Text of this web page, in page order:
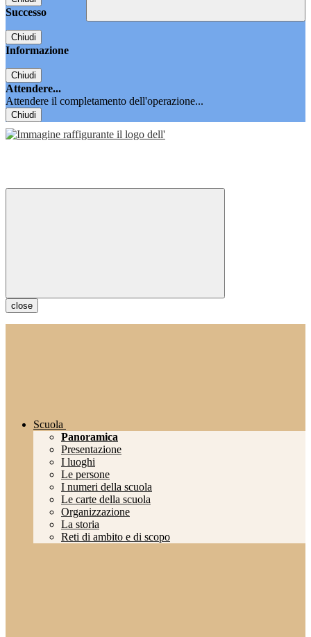
Successo
Chiudi
Informazione
Chiudi
Attendere...
Attendere il completamento dell'operazione...
Chiudi
close
Scuola
Panoramica
Presentazione
I luoghi
Le persone
I numeri della scuola
Le carte della scuola
Organizzazione
La storia
Reti di ambito e di scopo